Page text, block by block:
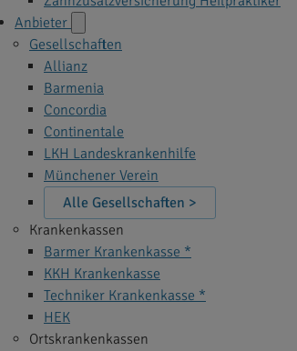
Anbieter
Gesellschaften
Allianz
Barmenia
Concordia
Continentale
LKH Landeskrankenhilfe
Münchener Verein
Alle Gesellschaften >
Krankenkassen
Barmer Krankenkasse *
KKH Krankenkasse
Techniker Krankenkasse *
HEK
Ortskrankenkassen